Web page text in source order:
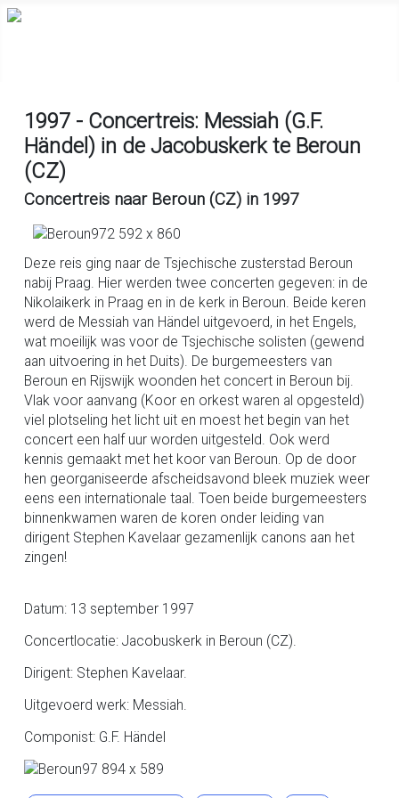
1997 - Concertreis: Messiah (G.F.
Händel) in de Jacobuskerk te Beroun
(CZ)
Concertreis naar Beroun (CZ) in 1997
Deze reis ging naar de Tsjechische zusterstad Beroun
nabij Praag. Hier werden twee concerten gegeven: in de
Nikolaikerk in Praag en in de kerk in Beroun. Beide keren
werd de Messiah van Händel uitgevoerd, in het Engels,
wat moeilijk was voor de Tsjechische solisten (gewend
aan uitvoering in het Duits). De burgemeesters van
Beroun en Rijswijk woonden het concert in Beroun bij.
Vlak voor aanvang (Koor en orkest waren al opgesteld)
viel plotseling het licht uit en moest het begin van het
concert een half uur worden uitgesteld. Ook werd
kennis gemaakt met het koor van Beroun. Op de door
hen georganiseerde afscheidsavond bleek muziek weer
eens een internationale taal. Toen beide burgemeesters
binnenkwamen waren de koren onder leiding van
dirigent Stephen Kavelaar gezamenlijk canons aan het
zingen!
Datum: 13 september 1997
Concertlocatie: Jacobuskerk in Beroun (CZ).
Dirigent: Stephen Kavelaar.
Uitgevoerd werk: Messiah.
Componist: G.F. Händel